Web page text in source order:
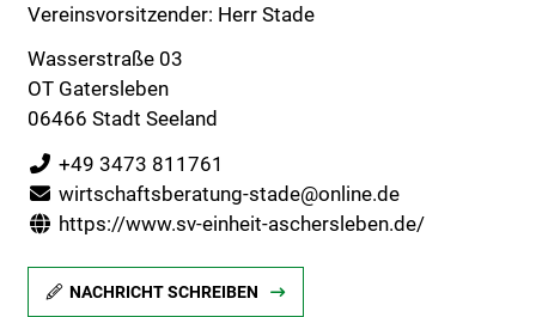
Vereinsvorsitzender: Herr Stade
Wasserstraße 03
OT Gatersleben
06466 Stadt Seeland
+49 3473 811761
wirtschaftsberatung-stade@online.de
https://www.sv-einheit-aschersleben.de/
NACHRICHT SCHREIBEN